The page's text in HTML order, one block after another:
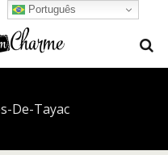
De-Tayac
Português